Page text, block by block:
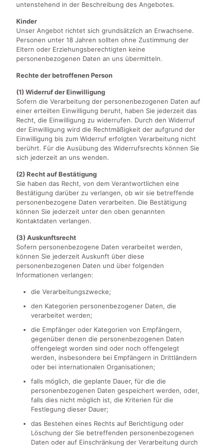
untenstehend in der Beschreibung des Angebotes.
Kinder
Unser Angebot richtet sich grundsätzlich an Erwachsene.
Personen unter 18 Jahren sollten ohne Zustimmung der
Eltern oder Erziehungsberechtigten keine
personenbezogenen Daten an uns übermitteln.
Rechte der betroffenen Person
(1) Widerruf der Einwilligung
Sofern die Verarbeitung der personenbezogenen Daten auf
einer erteilten Einwilligung beruht, haben Sie jederzeit das
Recht, die Einwilligung zu widerrufen. Durch den Widerruf
der Einwilligung wird die Rechtmäßigkeit der aufgrund der
Einwilligung bis zum Widerruf erfolgten Verarbeitung nicht
berührt. Für die Ausübung des Widerrufsrechts können Sie
sich jederzeit an uns wenden.
(2) Recht auf Bestätigung
Sie haben das Recht, von dem Verantwortlichen eine
Bestätigung darüber zu verlangen, ob wir sie betreffende
personenbezogene Daten verarbeiten. Die Bestätigung
können Sie jederzeit unter den oben genannten
Kontaktdaten verlangen.
(3) Auskunftsrecht
Sofern personenbezogene Daten verarbeitet werden,
können Sie jederzeit Auskunft über diese
personenbezogenen Daten und über folgenden
Informationen verlangen:
die Verarbeitungszwecke;
den Kategorien personenbezogener Daten, die
verarbeitet werden;
die Empfänger oder Kategorien von Empfängern,
gegenüber denen die personenbezogenen Daten
offengelegt worden sind oder noch offengelegt
werden, insbesondere bei Empfängern in Drittländern
oder bei internationalen Organisationen;
falls möglich, die geplante Dauer, für die die
personenbezogenen Daten gespeichert werden, oder,
falls dies nicht möglich ist, die Kriterien für die
Festlegung dieser Dauer;
das Bestehen eines Rechts auf Berichtigung oder
Löschung der Sie betreffenden personenbezogenen
Daten oder auf Einschränkung der Verarbeitung durch